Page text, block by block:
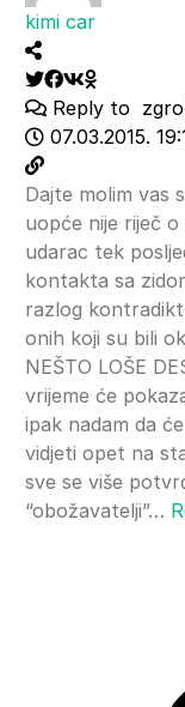
kimi car
Reply to
07.03.2015.
Dajte molim vas
uopće nije riječ
udarac tek
kontakta sa
razlog
onih koji su bili
NEŠTO LOŠE
vrijeme će
ipak nadam da
vidjeti opet na
sve se više
“obožavatelji”…